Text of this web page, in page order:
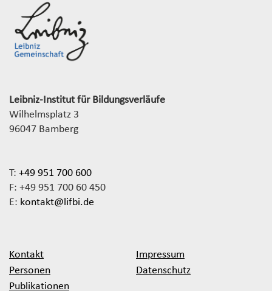
Leibniz-Institut für Bildungsverläufe
Wilhelmsplatz 3
96047 Bamberg
T: +49 951 700 600
F: +49 951 700 60 450
E: kontakt@lifbi.de
Kontakt
Personen
Publikationen
Impressum
Datenschutz